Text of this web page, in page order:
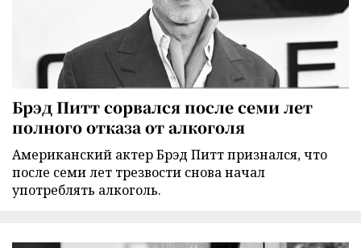
Брэд Питт сорвался после семи лет
полного отказа от алкоголя
Американский актер Брэд Питт признался, что
после семи лет трезвости снова начал
употреблять алкоголь.